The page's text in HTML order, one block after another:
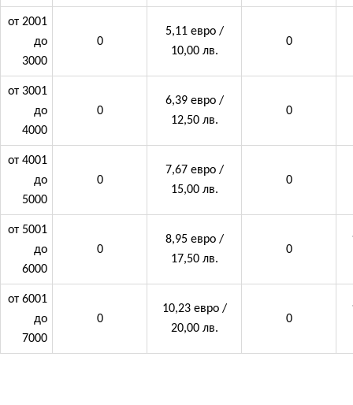
от 2001
до
3000
0
5,11 евро /
10,00 лв.
0
от 3001
до
4000
0
6,39 евро /
12,50 лв.
0
от 4001
до
5000
0
7,67 евро /
15,00 лв.
0
от 5001
до
6000
0
8,95 евро /
17,50 лв.
0
от 6001
до
7000
0
10,23 евро /
20,00 лв.
0